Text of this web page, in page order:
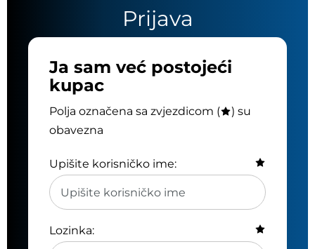
Prijava
Ja sam već postojeći
kupac
Polja označena sa zvjezdicom (
) su
obavezna
Upišite korisničko ime:
Lozinka: